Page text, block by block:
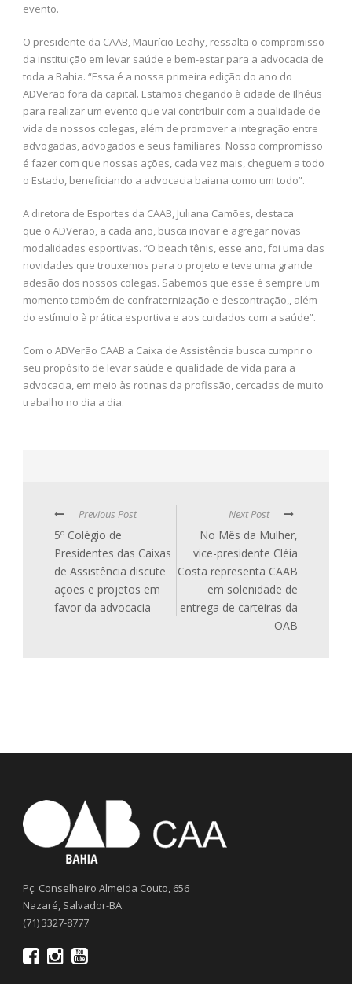
evento.
O presidente da CAAB, Maurício Leahy, ressalta o compromisso
da instituição em levar saúde e bem-estar para a advocacia de
toda a Bahia. “Essa é a nossa primeira edição do ano do
ADVerão fora da capital. Estamos chegando à cidade de Ilhéus
para realizar um evento que vai contribuir com a qualidade de
vida de nossos colegas, além de promover a integração entre
advogadas, advogados e seus familiares. Nosso compromisso
é fazer com que nossas ações, cada vez mais, cheguem a todo
o Estado, beneficiando a advocacia baiana como um todo”.
A diretora de Esportes da CAAB, Juliana Camões, destaca
que o ADVerão, a cada ano, busca inovar e agregar novas
modalidades esportivas. “O beach tênis, esse ano, foi uma das
novidades que trouxemos para o projeto e teve uma grande
adesão dos nossos colegas. Sabemos que esse é sempre um
momento também de confraternização e descontração,, além
do estímulo à prática esportiva e aos cuidados com a saúde”.
Com o ADVerão CAAB a Caixa de Assistência busca cumprir o
seu propósito de levar saúde e qualidade de vida para a
advocacia, em meio às rotinas da profissão, cercadas de muito
trabalho no dia a dia.
Previous Post
5º Colégio de
Presidentes das Caixas
de Assistência discute
ações e projetos em
favor da advocacia
Next Post
No Mês da Mulher,
vice-presidente Cléia
Costa representa CAAB
em solenidade de
entrega de carteiras da
OAB
Pç. Conselheiro Almeida Couto, 656
Nazaré, Salvador-BA
(71) 3327-8777